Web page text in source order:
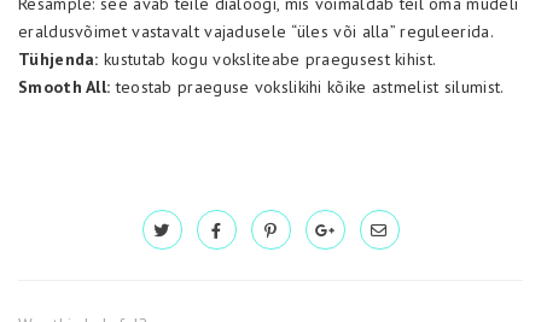
eraldusvõimet vastavalt vajadusele “üles või alla” reguleerida.
Tühjenda: kustutab kogu voksliteabe praegusest kihist.
Smooth All: teostab praeguse vokslikihi kõike astmelist silumist.